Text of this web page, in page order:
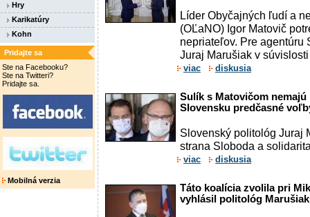
Hry
Karikatúry
Kohn
Pridajte sa
Ste na Facebooku?
Ste na Twitteri?
Pridajte sa.
Mobilná verzia
Líder Obyčajných ľudí a
(OĽaNO) Igor Matovič
nepriateľov. Pre agentúru
Juraj Marušiak v
viac diskusia
Sulík s Matovičom nemajú
Slovensku predčasné
Slovenský politológ Juraj
strana Sloboda a
viac diskusia
Táto koalícia zvolila pri
vyhlásil politológ Marušiak